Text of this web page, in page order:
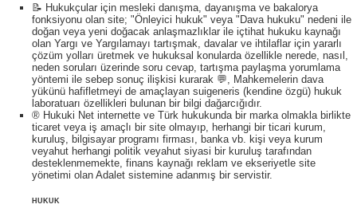
📝 Hukukçular için mesleki danışma, dayanışma ve bakalorya
fonksiyonu olan site; "Önleyici hukuk" veya "Dava hukuku" nedeni ile
doğan veya yeni doğacak anlaşmazlıklar ile içtihat hukuku kaynağı
olan Yargı ve Yargılamayı tartışmak, davalar ve ihtilaflar için yararlı
çözüm yolları üretmek ve hukuksal konularda özellikle nerede, nasıl,
neden soruları üzerinde soru cevap, tartışma paylaşma yorumlama
yöntemi ile sebep sonuç ilişkisi kurarak 💬, Mahkemelerin dava
yükünü hafifletmeyi de amaçlayan suigeneris (kendine özgü) hukuk
laboratuarı özellikleri bulunan bir bilgi dağarcığıdır.
® Hukuki Net internette ve Türk hukukunda bir marka olmakla birlikte
ticaret veya iş amaçlı bir site olmayıp, herhangi bir ticari kurum,
kuruluş, bilgisayar programı firması, banka vb. kişi veya kurum
veyahut herhangi politik veyahut siyasi bir kuruluş tarafından
desteklenmemekte, finans kaynağı reklam ve ekseriyetle site
yönetimi olan Adalet sistemine adanmış bir servistir.
HUKUK